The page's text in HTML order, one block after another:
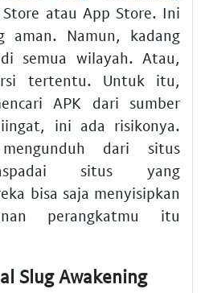
atau App Store. Ini
aman. Namun, kadang
semua wilayah. Atau,
tertentu. Untuk itu,
APK dari sumber
ini ada risikonya.
dari situs
situs yang
bisa saja menyisipkan
perangkatmu itu
Slug Awakening